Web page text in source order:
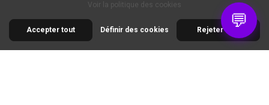
💬
© 2026 Cimaise Tableau. Tous droits réservés.
Voir la politique des cookies
Accepter tout Rejeter tout
Définir des cookies